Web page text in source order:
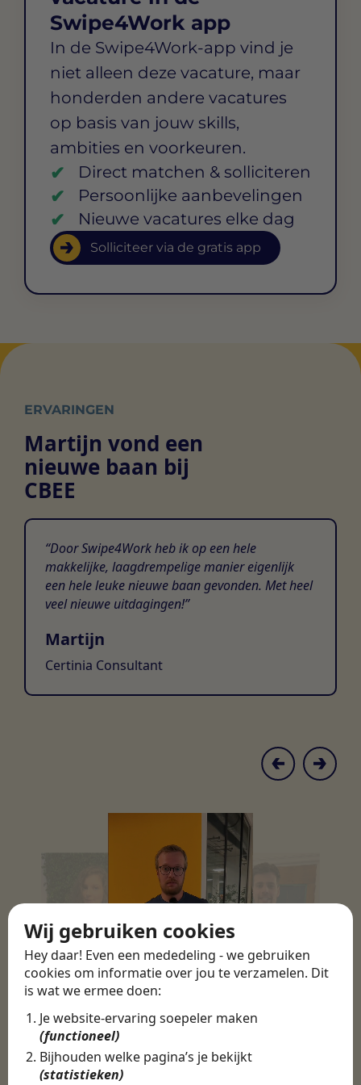
Wij gebruiken cookies
Hey daar! Even een mededeling - we gebruiken
cookies om informatie over jou te verzamelen. Dit
is wat we ermee doen:
Je website-ervaring soepeler maken
(functioneel)
Bijhouden welke pagina’s je bekijkt
(statistieken)
Swipe4Work app
In de Swipe4Work-app vind je
niet alleen deze vacature, maar
honderden andere vacatures
op basis van jouw skills,
ambities en voorkeuren.
Direct matchen & solliciteren
Persoonlijke aanbevelingen
Nieuwe vacatures elke dag
Solliciteer via de gratis app
ERVARINGEN
Martijn vond een
nieuwe baan bij
CBEE
Door Swipe4Work heb ik op een hele
makkelijke, laagdrempelige manier eigenlijk
een hele leuke nieuwe baan gevonden. Met heel
veel nieuwe uitdagingen!
Martijn
Certinia Consultant